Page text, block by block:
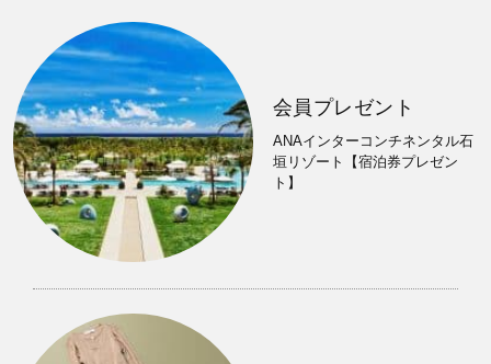
会員プレゼント
ANAインターコンチネンタル石
垣リゾート【宿泊券プレゼン
ト】